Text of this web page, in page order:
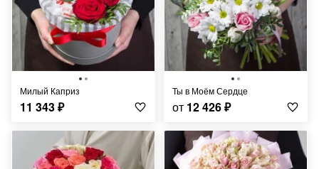
Милый Каприз
11 343₽
Ты в Моём Сердце
от 12 426₽